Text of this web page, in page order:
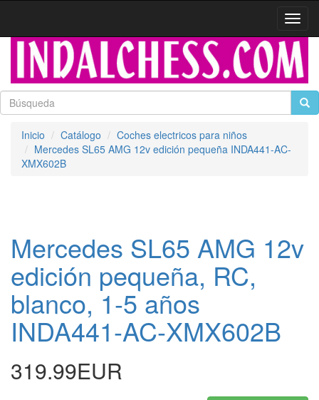
Inicio Catálogo
Coches electricos para niños
Mercedes SL65 AMG 12v edición pequeña INDA441-AC-
XMX602B
Mercedes SL65 AMG 12v
edición pequeña, RC,
blanco, 1-5 años
INDA441-AC-XMX602B
319.99EUR